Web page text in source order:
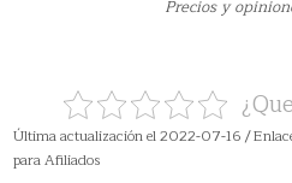
Precios y
Última actualización el 2022-07-16 /
para Afiliados